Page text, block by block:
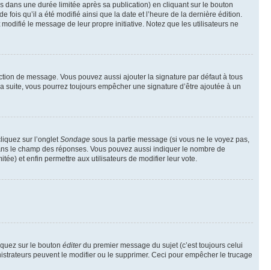
dans une durée limitée après sa publication) en cliquant sur le bouton
fois qu’il a été modifié ainsi que la date et l’heure de la dernière édition.
le message de leur propre initiative. Notez que les utilisateurs ne
de message. Vous pouvez aussi ajouter la signature par défaut à tous
suite, vous pourrez toujours empêcher une signature d’être ajoutée à un
sur l’ongletSondage sous la partie message (si vous ne le voyez pas,
le champ des réponses. Vous pouvez aussi indiquer le nombre de
et enfin permettre aux utilisateurs de modifier leur vote.
sur le bouton éditerdu premier message du sujet (c’est toujours celui
peuvent le modifier ou le supprimer. Ceci pour empêcher le trucage